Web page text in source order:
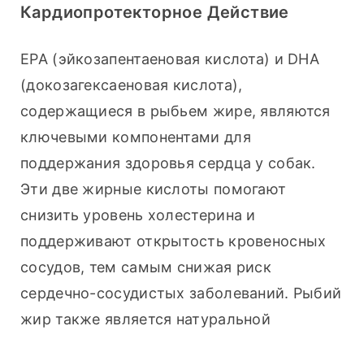
Кардиопротекторное Действие
EPA (эйкозапентаеновая кислота) и DHA
(докозагексаеновая кислота),
содержащиеся в рыбьем жире, являются
ключевыми компонентами для
поддержания здоровья сердца у собак.
Эти две жирные кислоты помогают
снизить уровень холестерина и
поддерживают открытость кровеносных
сосудов, тем самым снижая риск
сердечно-сосудистых заболеваний. Рыбий
жир также является натуральной